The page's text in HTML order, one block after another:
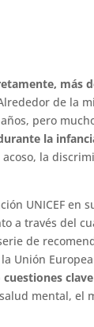
más
de la
pero
la
la
UNICEF en
a través del
de
Unión
mental, el